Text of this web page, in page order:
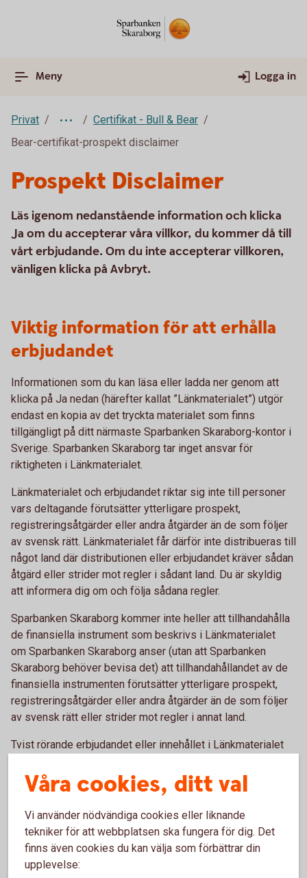
Meny Logga in
Privat
Certifikat - Bull & Bear
Bear-certifikat-prospekt disclaimer
Prospekt Disclaimer
Läs igenom nedanstående information och klicka
Ja om du accepterar våra villkor, du kommer då till
vårt erbjudande. Om du inte accepterar villkoren,
vänligen klicka på Avbryt.
Viktig information för att erhålla
erbjudandet
Informationen som du kan läsa eller ladda ner genom att
klicka på Ja nedan (härefter kallat ”Länkmaterialet”) utgör
endast en kopia av det tryckta materialet som finns
tillgängligt på ditt närmaste Sparbanken Skaraborg-kontor i
Sverige. Sparbanken Skaraborg tar inget ansvar för
riktigheten i Länkmaterialet.
Länkmaterialet och erbjudandet riktar sig inte till personer
vars deltagande förutsätter ytterligare prospekt,
registreringsåtgärder eller andra åtgärder än de som följer
av svensk rätt. Länkmaterialet får därför inte distribueras till
något land där distributionen eller erbjudandet kräver sådan
åtgärd eller strider mot regler i sådant land. Du är skyldig
att informera dig om och följa sådana regler.
Sparbanken Skaraborg kommer inte heller att tillhandahålla
de finansiella instrument som beskrivs i Länkmaterialet
om Sparbanken Skaraborg anser (utan att Sparbanken
Skaraborg behöver bevisa det) att tillhandahållandet av de
finansiella instrumenten förutsätter ytterligare prospekt,
registreringsåtgärder eller andra åtgärder än de som följer
av svensk rätt eller strider mot regler i annat land.
Tvist rörande erbjudandet eller innehållet i Länkmaterialet
exklusivt.
erhållas av personer som har hemvist i Sverige. Om du är
bosatt i Sverige och accepterar villkoren ovan klicka på
”JA” nedan. Om du inte är bosatt i Sverige eller om du inte
accepterar villkoren klicka på ”AVBRYT” nedan.
Våra cookies, ditt val
Vi använder nödvändiga cookies eller liknande
tekniker för att webbplatsen ska fungera för dig. Det
finns även cookies du kan välja som förbättrar din
upplevelse: